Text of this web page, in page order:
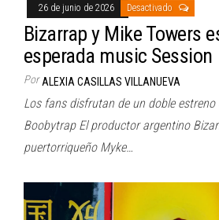
26 de junio de 2026 Desactivado
Bizarrap y Mike Towers
esperada music Session
Por ALEXIA CASILLAS VILLANUEVA
Los fans disfrutan de un doble
Boobytrap El productor argentino
puertorriqueño Myke…